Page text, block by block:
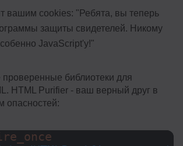
вашим cookies: "Ребята, вы теперь
защиты свидетелей. Никому
JavaScript'у!"
проверенные библиотеки для
HTML Purifier - ваш верный друг в
опасностей: